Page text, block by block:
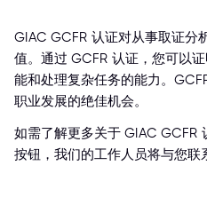
GIAC GCFR 认证对从事取证分
值。通过 GCFR 认证，您可以
能和处理复杂任务的能力。
职业发展的绝佳机会。
如需了解更多关于 GIAC GCFR
按钮，我们的工作人员将与您联